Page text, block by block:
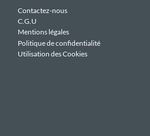
Contactez-nous
C.G.U
Mentions légales
Politique de confidentialité
Utilisation des Cookies